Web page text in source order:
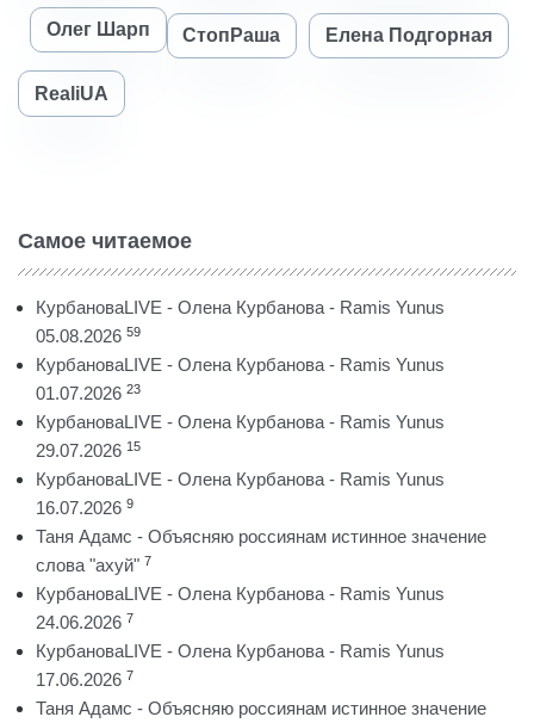
Олег Шарп СтопРаша Елена Подгорная
RealiUA
Самое читаемое
КурбановаLIVE - Олена Курбанова - Ramis Yunus
05.08.2026 59
КурбановаLIVE - Олена Курбанова - Ramis Yunus
01.07.2026 23
КурбановаLIVE - Олена Курбанова - Ramis Yunus
29.07.2026 15
КурбановаLIVE - Олена Курбанова - Ramis Yunus
16.07.2026 9
Таня Адамс - Объясняю россиянам истинное значение
слова "ахуй" 7
КурбановаLIVE - Олена Курбанова - Ramis Yunus
24.06.2026 7
КурбановаLIVE - Олена Курбанова - Ramis Yunus
17.06.2026 7
Таня Адамс - Объясняю россиянам истинное значение